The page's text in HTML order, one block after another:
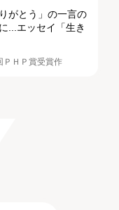
りがとう」の一言の
...エッセイ「生き
ＰＨＰ賞受賞作